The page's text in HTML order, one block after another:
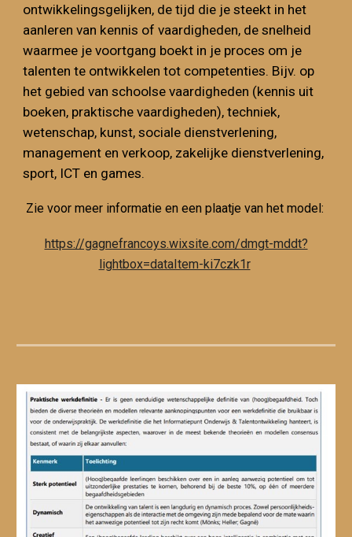
ontwikkelingsgelijken, de tijd die je steekt in het
aanleren van kennis of vaardigheden, de snelheid
waarmee je voortgang boekt in je proces om je
talenten te ontwikkelen tot competenties. Bijv. op
het gebied van schoolse vaardigheden (kennis uit
boeken, praktische vaardigheden), techniek,
wetenschap, kunst, sociale dienstverlening,
management en verkoop, zakelijke dienstverlening,
sport, ICT en games.
Zie voor meer informatie en een plaatje van het model:
https://gagnefrancoys.wixsite.com/dmgt-mddt?
lightbox=dataItem-ki7czk1r